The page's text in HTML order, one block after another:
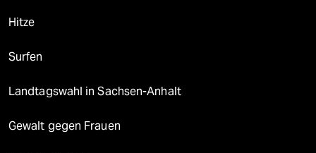
Hitze
Surfen
Landtagswahl in Sachsen-Anhalt
Gewalt gegen Frauen